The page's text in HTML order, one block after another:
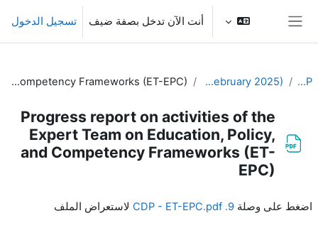
تخطى إلى المحتوى الرئيسي
أنت الآن تدخل بصفة ضيف تسجيل الدخول
EC-CDP
10th Meeting of the EC-CDP (3 & 4 February 2025)
Progress report on activities of the Expert Team on Education, Policy, and Competency Frameworks (ET-EPC)
Progress report on activities of the
Expert Team on Education, Policy,
and Competency Frameworks (ET-
EPC)
اضغط على وصلة 9. CDP - ET-EPC.pdf لاستعراض الملف